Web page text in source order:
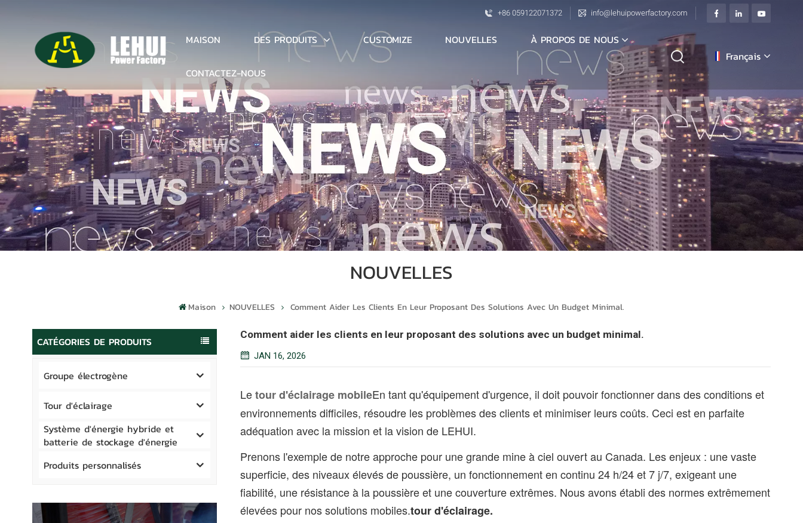
+86 059122071372 info@lehuipowerfactory.com
MAISON DES PRODUITS CUSTOMIZE NOUVELLES À PROPOS DE NOUS
CONTACTEZ-NOUS
Français
English
français
Deutsch
italiano
русский
español
NOUVELLES
Maison NOUVELLES Comment Aider Les Clients En Leur Proposant Des Solutions Avec Un Budget Minimal.
CATÉGORIES DE PRODUITS
Groupe électrogène
Tour d'éclairage
Système d'énergie hybride et
batterie de stockage d'énergie
Produits personnalisés
Comment aider les clients en leur proposant des solutions avec un budget minimal.
JAN 16, 2026
Letour d'éclairage mobileEn tant qu'équipement d'urgence, il doit pouvoir fonctionner dans des conditions et
environnements difficiles, résoudre les problèmes des clients et minimiser leurs coûts. Ceci est en parfaite
adéquation avec la mission et la vision de LEHUI.
Prenons l'exemple de notre approche pour une grande mine à ciel ouvert au Canada. Les enjeux : une vaste
superficie, des niveaux élevés de poussière, un fonctionnement en continu 24 h/24 et 7 j/7, exigeant une
fiabilité, une résistance à la poussière et une couverture extrêmes. Nous avons établi des normes extrêmement
élevées pour nos solutions mobiles.tour d'éclairage.